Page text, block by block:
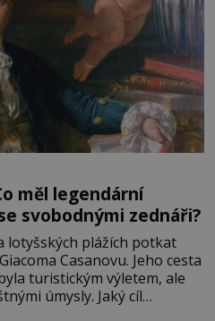
měl legendární
svobodnými zednáři?
lotyšských plážích potkat
Casanovu. Jeho cesta
turistickým výletem, ale
úmysly. Jaký cíl